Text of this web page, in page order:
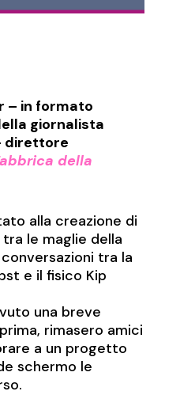
– in formato
giornalista
direttore
della
alla creazione di
le maglie della
tra la
e il fisico Kip
una breve
rimasero amici
a un progetto
schermo le